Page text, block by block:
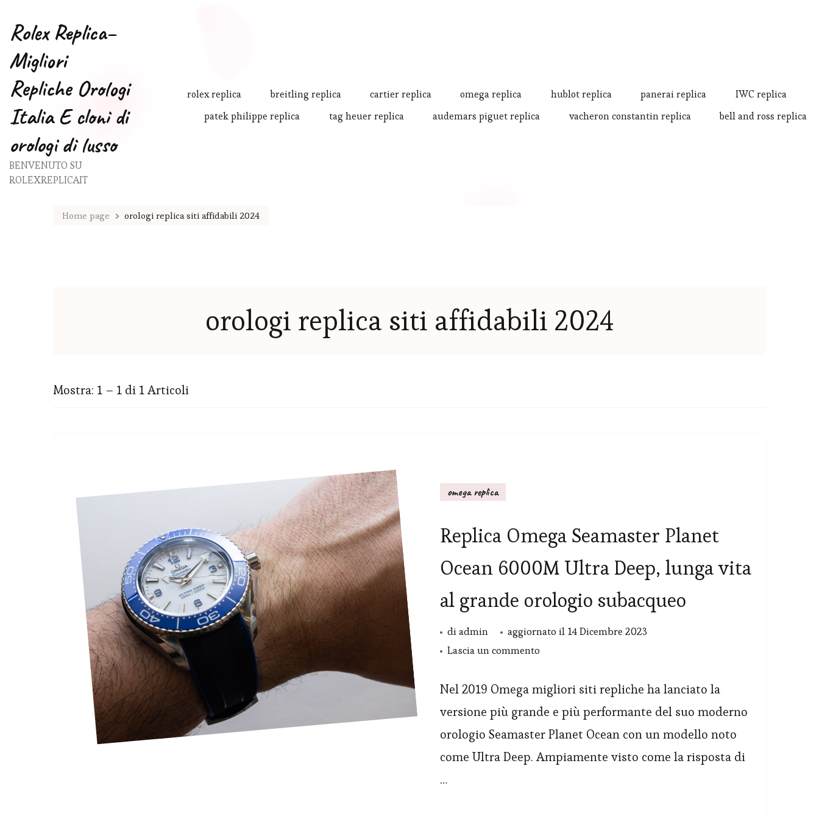
rolex replica breitling replica cartier replica omega replica hublot replica panerai replica
IWC replica
patek philippe replica
tag heuer replica audemars piguet replica vacheron constantin replica bell and ross replica
Rolex Replica–
Migliori
Repliche Orologi
Italia E cloni di
orologi di lusso
BENVENUTO SU
ROLEXREPLICAIT
Home page orologi replica siti affidabili 2024
orologi replica siti affidabili 2024
Mostra: 1 – 1 di 1 Articoli
omega replica
Replica Omega Seamaster Planet
Ocean 6000M Ultra Deep, lunga vita
al grande orologio subacqueo
diadmin aggiornato il 14 Dicembre 2023
Lascia un commento
Omega
Seamaster
6000M
Nel 2019 Omega migliori siti repliche ha lanciato la
versione più grande e più performante del suo moderno
orologio Seamaster Planet Ocean con un modello noto
come Ultra Deep. Ampiamente visto come la risposta di
…